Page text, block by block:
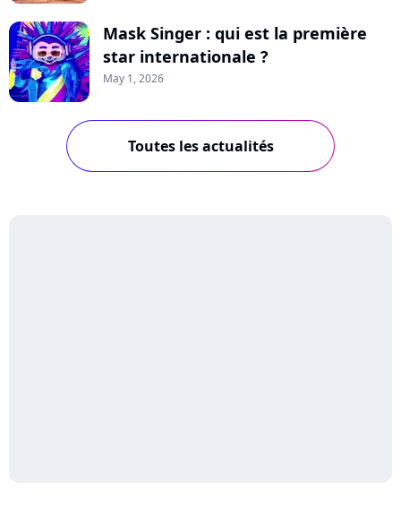
Mask Singer : qui est la première
star internationale ?
May 1, 2026
Toutes les actualités